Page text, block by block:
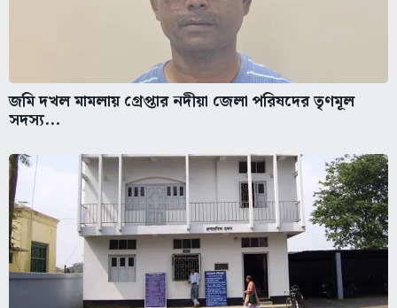
জমি দখল মামলায় গ্রেপ্তার নদীয়া জেলা পরিষদের তৃণমূল
সদস্য...